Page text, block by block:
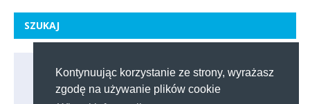
SZUKAJ
Kontynuując korzystanie ze strony, wyrażasz
zgodę na używanie plików cookie